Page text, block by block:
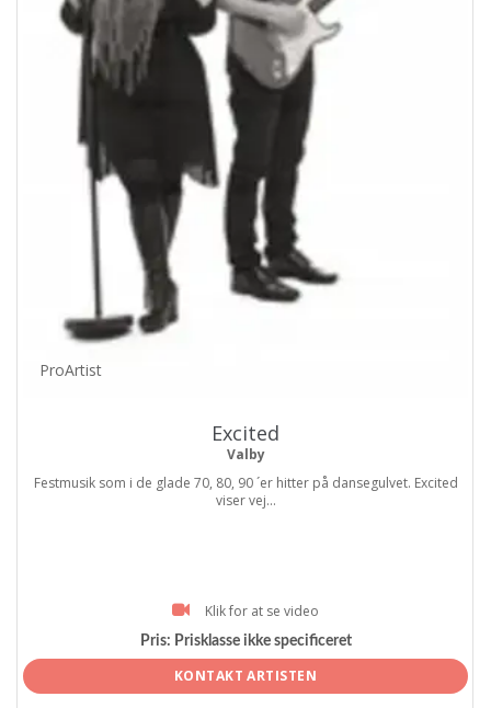
ProArtist
Excited
Valby
Festmusik som i de glade 70, 80, 90 ´er hitter på dansegulvet. Excited
viser vej...
Klik for at se video
Pris: Prisklasse ikke specificeret
KONTAKT ARTISTEN